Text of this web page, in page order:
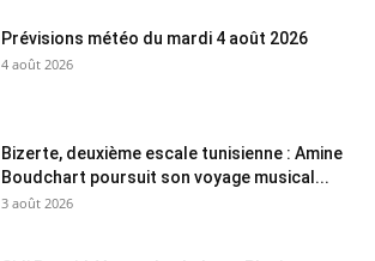
Prévisions météo du mardi 4 août 2026
4 août 2026
Bizerte, deuxième escale tunisienne : Amine
Boudchart poursuit son voyage musical...
3 août 2026